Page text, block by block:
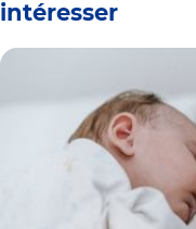
intéresser